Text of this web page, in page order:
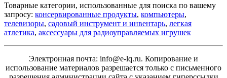
Товарные категории, использованные для поиска по вашему
запросу: консервированные продукты, компьютеры,
телевизоры, садовый инструмент и инвентарь, легкая
атлетика, аксессуары для радиоуправляемых игрушек
Электронная почта: info@e-lq.ru. Копирование и
использование материалов разрешается только с письменного